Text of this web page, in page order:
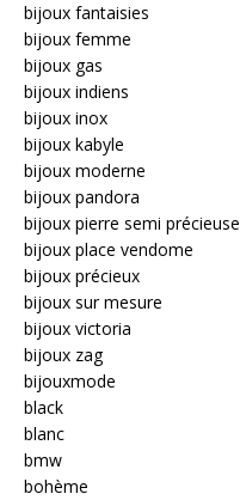
bijoux fantaisies
bijoux femme
bijoux gas
bijoux indiens
bijoux inox
bijoux kabyle
bijoux moderne
bijoux pandora
bijoux pierre semi précieuse
bijoux place vendome
bijoux précieux
bijoux sur mesure
bijoux victoria
bijoux zag
bijouxmode
black
blanc
bmw
bohème